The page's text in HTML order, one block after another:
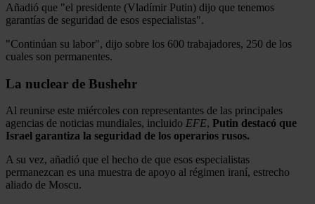
Añadió que "el presidente (Vladímir Putin) dijo que tenemos
garantías de seguridad de esos especialistas".
"Continúan su labor", dijo sobre los 600 trabajadores, 250 de los
cuales son permanentes.
La nuclear de Bushehr
Al reunirse este miércoles con representantes de las principales
agencias de noticias mundiales, incluido EFE, Putin destacó que
Israel garantiza la seguridad de los operarios rusos.
A su vez, añadió que el hecho de que esos especialistas
permanezcan es una muestra de apoyo al régimen iraní, estrecho
aliado de Moscu.